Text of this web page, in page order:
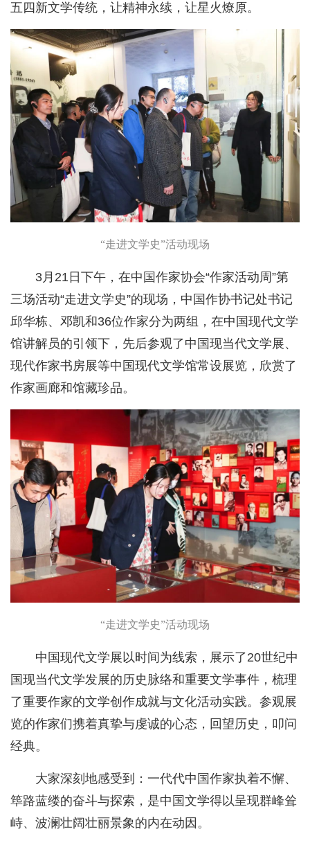
五四新文学传统，让精神永续，让星火燎原。
“走进文学史”活动现场
3月21日下午，在中国作家协会“作家活动周”第
三场活动“走进文学史”的现场，中国作协书记处书记
邱华栋、邓凯和36位作家分为两组，在中国现代文学
馆讲解员的引领下，先后参观了中国现当代文学展、
现代作家书房展等中国现代文学馆常设展览，欣赏了
作家画廊和馆藏珍品。
“走进文学史”活动现场
中国现代文学展以时间为线索，展示了20世纪中
国现当代文学发展的历史脉络和重要文学事件，梳理
了重要作家的文学创作成就与文化活动实践。参观展
览的作家们携着真挚与虔诚的心态，回望历史，叩问
经典。
大家深刻地感受到：一代代中国作家执着不懈、
筚路蓝缕的奋斗与探索，是中国文学得以呈现群峰耸
峙、波澜壮阔壮丽景象的内在动因。